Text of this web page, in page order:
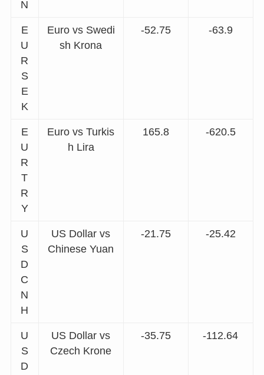
N
E
U
R
S
E
K
Euro vs Swedi
sh Krona
-52.75 -63.9
E
U
R
T
R
Y
Euro vs Turkis
h Lira
165.8 -620.5
U
S
D
C
N
H
US Dollar vs
Chinese Yuan
-21.75 -25.42
U
S
D
US Dollar vs
Czech Krone
-35.75 -112.64